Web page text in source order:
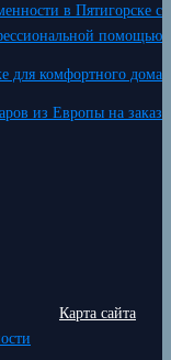
в Пятигорске с
помощью
для комфортного дома
из Европы на заказ
Карта сайта